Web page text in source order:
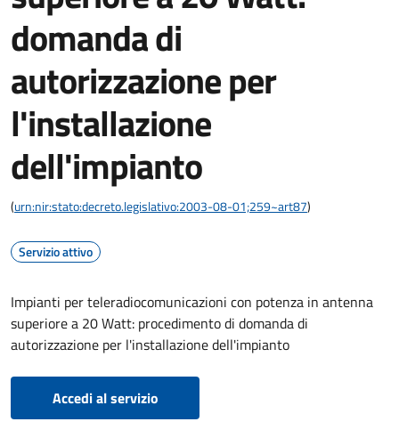
domanda di
autorizzazione per
l'installazione
dell'impianto
(urn:nir:stato:decreto.legislativo:2003-08-01;259~art87)
Servizio attivo
Impianti per teleradiocomunicazioni con potenza in antenna
superiore a 20 Watt: procedimento di domanda di
autorizzazione per l'installazione dell'impianto
Accedi al servizio